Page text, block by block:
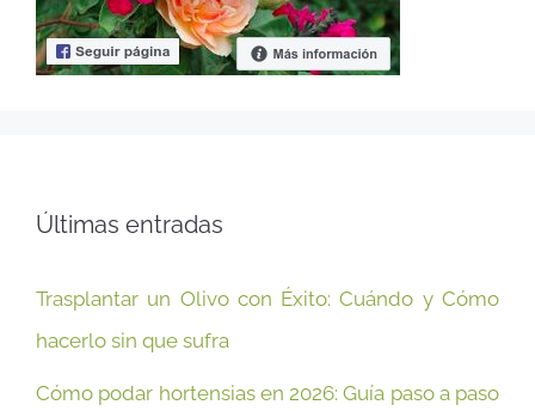
Últimas entradas
Trasplantar un Olivo con Éxito: Cuándo y Cómo
hacerlo sin que sufra
Cómo podar hortensias en 2026: Guía paso a paso